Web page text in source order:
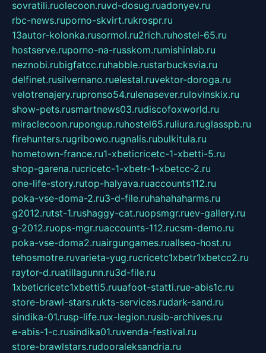
sovratili.ruolecoon.ruvd-dosug.ruadonyev.ru
rbc-news.ruporno-skvirt.rukrospr.ru
13autor-kolonka.rusormol.ru2rich.ruhostel-65.ru
hostserve.ruporno-na-russkom.rumishinlab.ru
neznobi.rubigfatcc.ruhabble.rustarbucksvia.ru
delfinet.rusilvernano.ruelestal.ruvektor-doroga.ru
velotrenajery.rupronso54.rulenasever.rulovinskix.ru
show-pets.rusmartnews03.rudiscofoxworld.ru
miraclecoon.rupongup.ruhostel65.ruliura.ruglasspb.ru
firehunters.rugribowo.rugnalis.rubulkitula.ru
hometown-france.ru1-xbeticricetc-1-xbetti-5.ru
shop-garena.rucricetc-1-xbetr-1-xbetcc-2.ru
one-life-story.rutop-halyava.ruaccounts112.ru
poka-vse-doma-2.ru3-d-file.ruhahahaharms.ru
g2012.rutst-1.rushaggy-cat.ruopsmgr.ruev-gallery.ru
g-2012.ruops-mgr.ruaccounts-112.rucsm-demo.ru
poka-vse-doma2.ruairgungames.ruallseo-host.ru
tehosmotre.ruvarieta-yug.rucricetc1xbetr1xbetcc2.ru
raytor-d.ruatillagunn.ru3d-file.ru
1xbeticricetc1xbetti5.ruuafoot-statti.rue-abis1c.ru
store-brawl-stars.rukts-services.rudark-sand.ru
sindika-01.rusp-life.rux-legion.rusib-archives.ru
e-abis-1-c.rusindika01.ruvenda-festival.ru
store-brawlstars.rudooraleksandria.ru